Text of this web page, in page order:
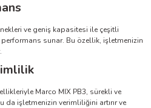
ve geniş kapasitesi ile çeşitli
sunar. Bu özellik, işletmenizin
Marco MIX PB3, sürekli ve
da işletmenizin verimliliğini artırır ve